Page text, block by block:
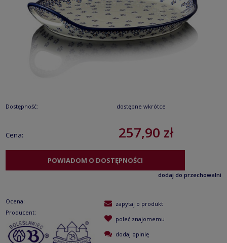
Dostępność: dostępne wkrótce
Cena: 257,90 zł
POWIADOM O DOSTĘPNOŚCI
dodaj do przechowalni
Ocena:
Producent:
zapytaj o produkt
poleć znajomemu
dodaj opinię